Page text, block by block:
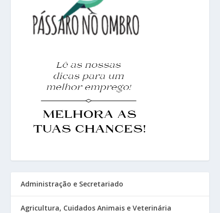
Administração e Secretariado
Agricultura, Cuidados Animais e Veterinária